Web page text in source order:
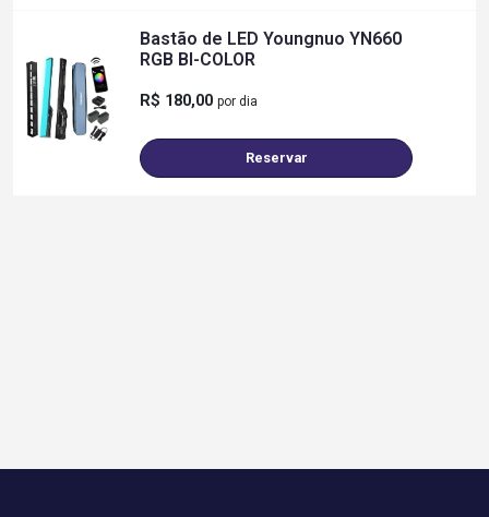
Bastão de LED Youngnuo YN660
RGB BI-COLOR
R$ 180,00 por dia
Reservar